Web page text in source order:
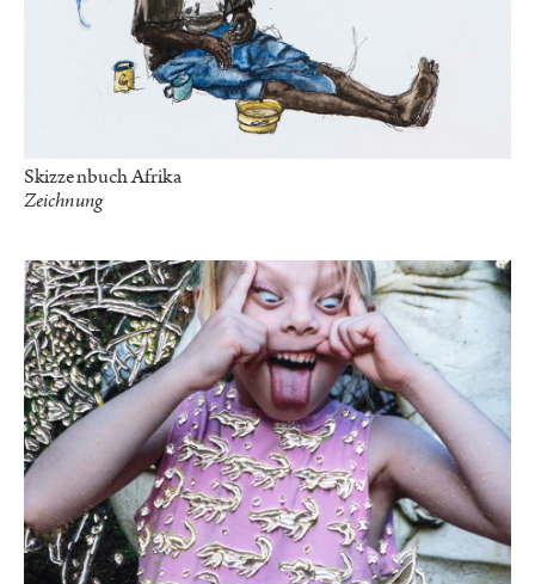
Skizzenbuch Afrika
Zeichnung